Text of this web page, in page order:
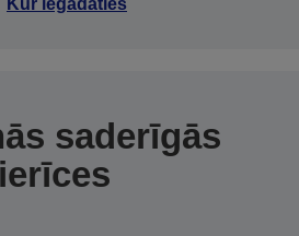
Kur iegādāties
saderīgās
ierīces